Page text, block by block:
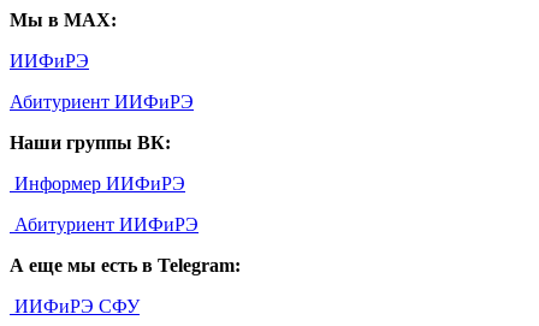
Мы в MAX:
ИИФиРЭ
Абитуриент ИИФиРЭ
Наши группы ВК:
Информер ИИФиРЭ
Абитуриент ИИФиРЭ
А еще мы есть в Telegram:
ИИФиРЭ СФУ